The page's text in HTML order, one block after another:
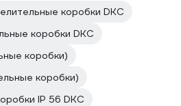
коробки DKC
коробки DKC
коробки)
коробки)
IP 56 DKC